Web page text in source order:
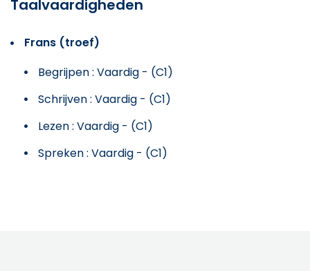
Taalvaardigheden
Frans (troef)
Begrijpen : Vaardig - (C1)
Schrijven : Vaardig - (C1)
Lezen : Vaardig - (C1)
Spreken : Vaardig - (C1)